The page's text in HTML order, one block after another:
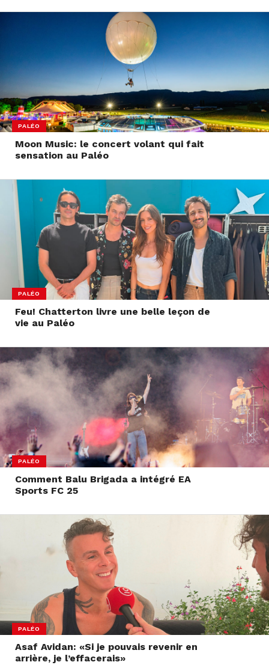
PALÉO
Moon Music: le concert volant qui fait
sensation au Paléo
PALÉO
Feu! Chatterton livre une belle leçon de
vie au Paléo
PALÉO
Comment Balu Brigada a intégré EA
Sports FC 25
PALÉO
Asaf Avidan: «Si je pouvais revenir en
arrière, je l’effacerais»